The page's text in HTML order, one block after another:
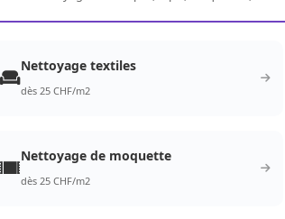
Nettoyage textiles
dès 25 CHF/m2
Nettoyage de moquette
dès 25 CHF/m2